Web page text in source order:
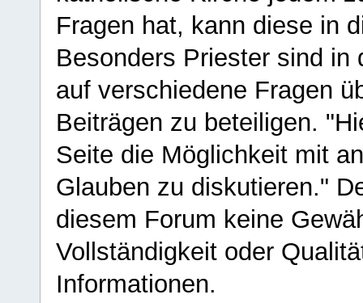
Fragen hat, kann diese in
Besonders Priester sind in
auf verschiedene Fragen
Beiträgen zu beteiligen.
Seite die Möglichkeit mit
Glauben zu diskutieren."
diesem Forum keine
Vollständigkeit oder
Informationen.